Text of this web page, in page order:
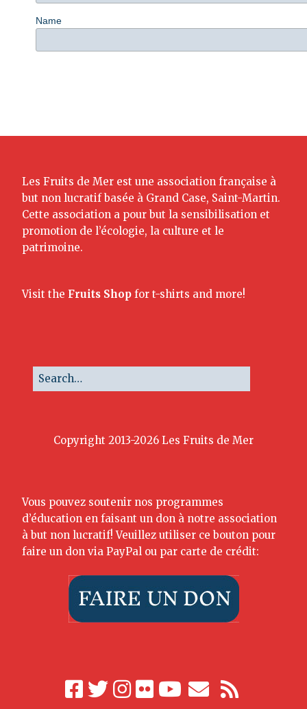
Name
Les Fruits de Mer est une association française à
but non lucratif basée à Grand Case, Saint-Martin.
Cette association a pour but la sensibilisation et
promotion de l’écologie, la culture et le
patrimoine.
Visit the Fruits Shop for t-shirts and more!
Copyright 2013-2026 Les Fruits de Mer
Vous pouvez soutenir nos programmes
d’éducation en faisant un don à notre association
à but non lucratif! Veuillez utiliser ce bouton pour
faire un don via PayPal ou par carte de crédit: